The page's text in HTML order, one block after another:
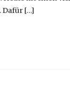
Dafür […]